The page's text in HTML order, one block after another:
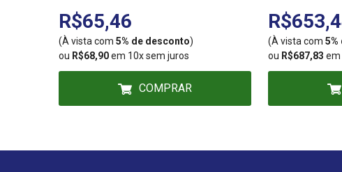
R$65,46
(À vista com 5% de desconto)
ou R$68,90em 10x sem juros
COMPRAR
1975.C
(À vista com 5%
ou R$687,83 em